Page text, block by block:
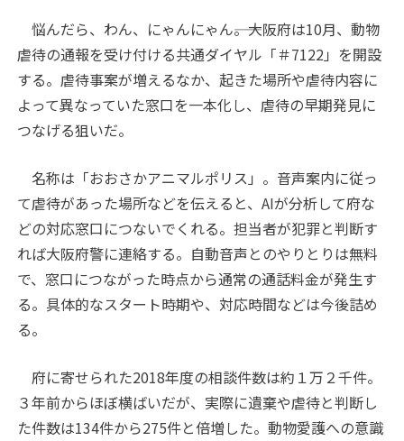
悩んだら、わん、にゃんにゃん――。大阪府は10月、動物
虐待の通報を受け付ける共通ダイヤル「＃7122」を開設
する。虐待事案が増えるなか、起きた場所や虐待内容に
よって異なっていた窓口を一本化し、虐待の早期発見に
つなげる狙いだ。
名称は「おおさかアニマルポリス」。音声案内に従っ
て虐待があった場所などを伝えると、AIが分析して府な
どの対応窓口につないでくれる。担当者が犯罪と判断す
れば大阪府警に連絡する。自動音声とのやりとりは無料
で、窓口につながった時点から通常の通話料金が発生す
る。具体的なスタート時期や、対応時間などは今後詰め
る。
府に寄せられた2018年度の相談件数は約１万２千件。
３年前からほぼ横ばいだが、実際に遺棄や虐待と判断し
た件数は134件から275件と倍増した。動物愛護への意識